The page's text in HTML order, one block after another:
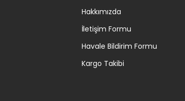
Hakkımızda
İletişim Formu
Havale Bildirim Formu
Kargo Takibi